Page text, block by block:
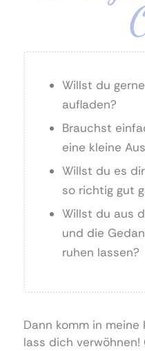
Willst du
aufladen?
Brauchst
eine kleine
Willst du es
so richtig gut
Willst du aus
und die
ruhen lassen?
Dann komm in meine
lass dich